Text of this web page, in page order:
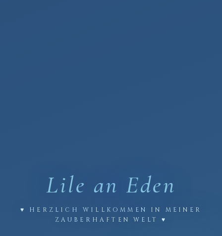
Lile anEden
♥ HERZLICH WILLKOMMEN IN MEINER
ZAUBERHAFTEN WELT ♥